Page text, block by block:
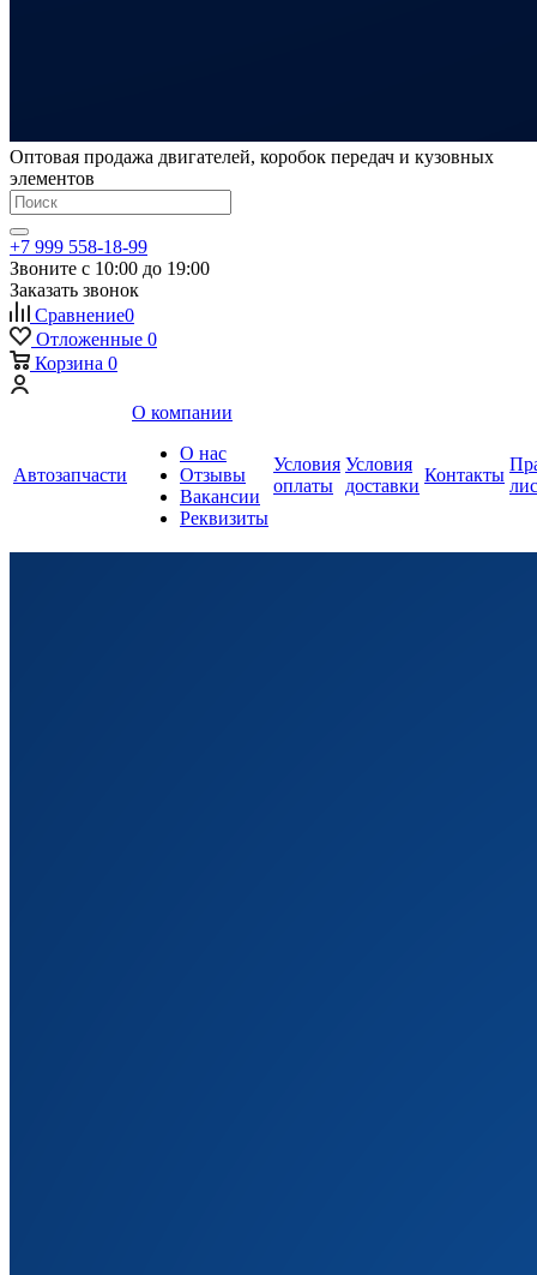
Оптовая продажа двигателей, коробок передач и кузовных
элементов
+7 999 558-18-99
Звоните с 10:00 до 19:00
Заказать звонок
Сравнение0
Отложенные 0
Корзина 0
Автозапчасти
О компании
О нас
Отзывы
Вакансии
Реквизиты
Условия
оплаты
Условия
доставки
Контакты